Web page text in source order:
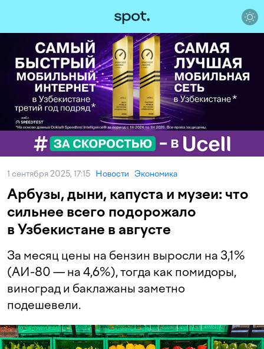
1 сентября 2025, 17:15 Новости Экономика
Арбузы, дыни, капуста и музеи: что
сильнее всего подорожало
в Узбекистане в августе
За месяц цены на бензин выросли на 3,1%
(АИ-80 — на 4,6%), тогда как помидоры,
виноград и баклажаны заметно
подешевели.